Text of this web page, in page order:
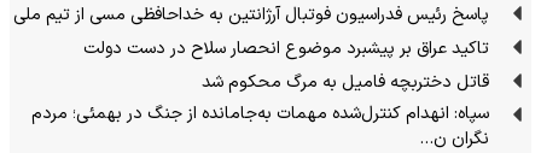
پاسخ رئیس فدراسیون فوتبال آرژانتین به خداحافظی مسی از تیم ملی
تاکید عراق بر پیشبرد موضوع انحصار سلاح در دست دولت
قاتل دختربچه فامیل به مرگ محکوم شد
سپاه: انهدام کنترل‌شده مهمات به‌جامانده از جنگ در بهمئی؛ مردم
نگران ن…